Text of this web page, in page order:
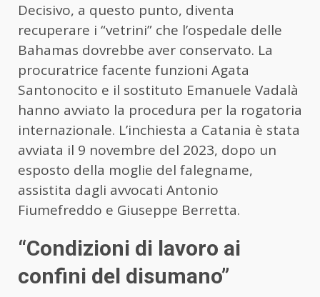
Decisivo, a questo punto, diventa
recuperare i “vetrini” che l’ospedale delle
Bahamas dovrebbe aver conservato. La
procuratrice facente funzioni Agata
Santonocito e il sostituto Emanuele Vadalà
hanno avviato la procedura per la rogatoria
internazionale. L’inchiesta a Catania è stata
avviata il 9 novembre del 2023, dopo un
esposto della moglie del falegname,
assistita dagli avvocati Antonio
Fiumefreddo e Giuseppe Berretta.
“Condizioni di lavoro ai
confini del disumano”